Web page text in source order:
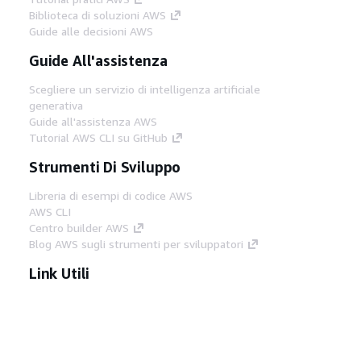
Biblioteca di soluzioni AWS
Guide alle decisioni AWS
Guide All'assistenza
Scegliere un servizio di intelligenza artificiale
generativa
Guide all'assistenza AWS
Tutorial AWS CLI su GitHub
Strumenti Di Sviluppo
Libreria di esempi di codice AWS
AWS CLI
Centro builder AWS
Blog AWS sugli strumenti per sviluppatori
Link Utili